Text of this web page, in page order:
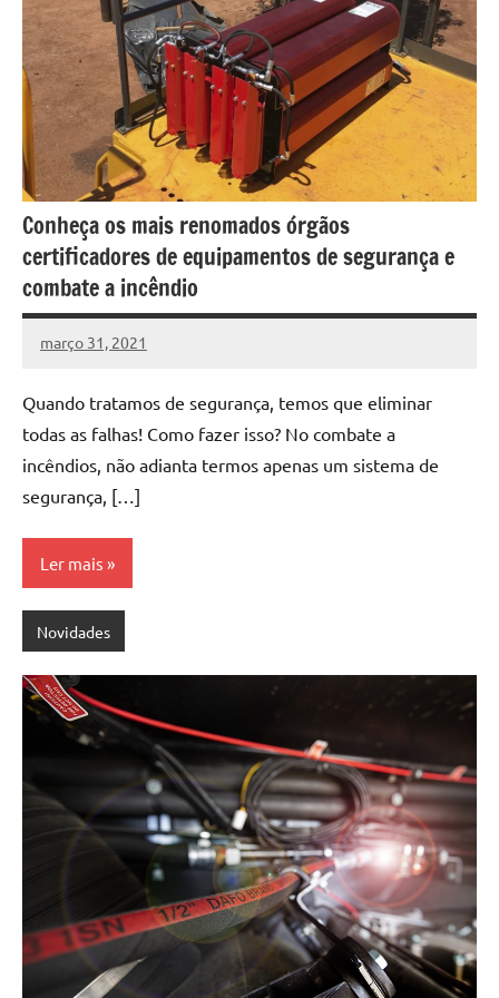
Conheça os mais renomados órgãos
certificadores de equipamentos de segurança e
combate a incêndio
março 31, 2021
DafoBrasil
Nenhum
Quando tratamos de segurança, temos que eliminar
todas as falhas! Como fazer isso? No combate a
incêndios, não adianta termos apenas um sistema de
segurança, […]
Ler mais
Novidades